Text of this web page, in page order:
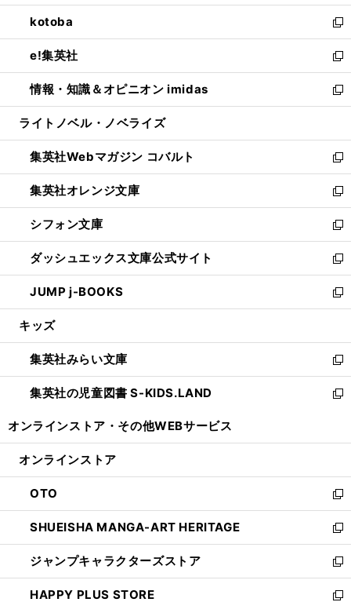
開
く
ウ
で
開
く
ン
ド
ウ
で
開
く
ウ
ィ
ン
ド
ウ
で
開
し
い
ウ
ィ
ン
ド
ウ
開
く
kotoba
新
し
い
ウ
ィ
ン
ウ
で
開
く
e!集英社
新
し
い
ウ
ン
ド
ウ
で
開
く
情報・知識＆オピニオン imidas
新
し
ウ
ィ
ン
ド
ウ
で
開
く
ライトノベル・ノベライズ
集英社Webマガジン コバルト
新
し
い
ウ
ィ
ン
ド
ウ
で
開
集英社オレンジ文庫
新
し
い
ウ
ィ
ン
ド
ウ
開
く
シフォン文庫
新
し
い
ウ
ィ
ン
ウ
で
開
く
ダッシュエックス文庫公式サイト
新
し
い
ウ
ン
ド
ウ
で
JUMP j-BOOKS
新
し
ウ
ィ
ン
ド
開
キッズ
集英社みらい文庫
新
し
い
ン
ウ
で
開
く
集英社の児童図書 S-KIDS.LAND
新
ウ
ン
ド
ウ
で
開
く
オンラインストア・ その他WEBサービス
オンラインストア
OTO
新
し
い
ウ
ィ
ン
ド
SHUEISHA MANGA-ART HERITAGE
新
し
い
ウ
ィ
ジャンプキャラクターズストア
新
し
い
HAPPY PLUS STORE
新